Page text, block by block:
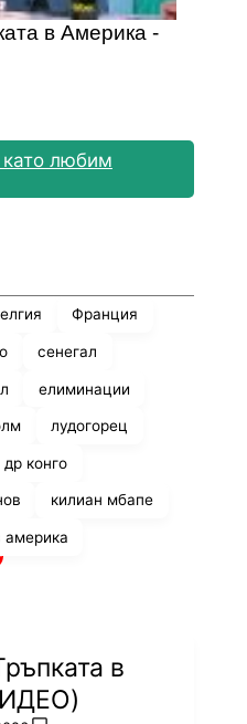
в Америка -
любим
Франция
сенегал
елиминации
лудогорец
др конго
килиан мбапе
америка
в